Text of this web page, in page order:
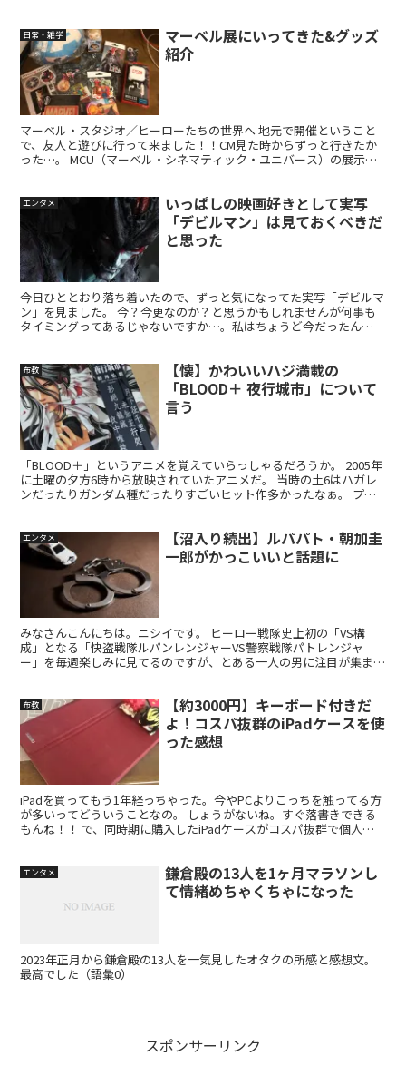
日常・雑学
マーベル展にいってきた&グッズ
紹介
マーベル・スタジオ／ヒーローたちの世界へ 地元で開催ということ
で、友人と遊びに行って来ました！！CM見た時からずっと行きたか
った…。 MCU（マーベル・シネマティック・ユニバース）の展示と
エンタメ
いっぱしの映画好きとして実写
「デビルマン」は見ておくべきだ
と思った
今日ひととおり落ち着いたので、ずっと気になってた実写「デビルマ
ン」を見ました。 今？今更なのか？と思うかもしれませんが何事も
タイミングってあるじゃないですか…。私はちょうど今だったん
布教
【懐】かわいいハジ満載の
「BLOOD＋ 夜行城市」について
言う
「BLOOD＋」というアニメを覚えていらっしゃるだろうか。 2005年
に土曜の夕方6時から放映されていたアニメだ。 当時の土6はハガレ
ンだったりガンダム種だったりすごいヒット作多かったなぁ。 プロ
エンタメ
【沼入り続出】ルパパト・朝加圭
一郎がかっこいいと話題に
みなさんこんにちは。ニシイです。 ヒーロー戦隊史上初の「VS構
成」となる「快盗戦隊ルパンレンジャーVS警察戦隊パトレンジャ
ー」を毎週楽しみに見てるのですが、とある一人の男に注目が集まっ
布教
【約3000円】キーボード付きだ
よ！コスパ抜群のiPadケースを使
った感想
iPadを買ってもう1年経っちゃった。今やPCよりこっちを触ってる方
が多いってどういうことなの。 しょうがないね。すぐ落書きできる
もんね！！ で、同時期に購入したiPadケースがコスパ抜群で個人的
エンタメ
鎌倉殿の13人を1ヶ月マラソンし
て情緒めちゃくちゃになった
2023年正月から鎌倉殿の13人を一気見したオタクの所感と感想文。
最高でした（語彙0）
スポンサーリンク